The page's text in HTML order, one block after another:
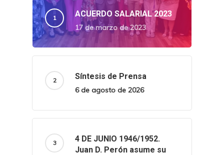
ACUERDO SALARIAL 2023
17 de marzo de 2023
Síntesis de Prensa
6 de agosto de 2026
4 DE JUNIO 1946/1952.
Juan D. Perón asume su